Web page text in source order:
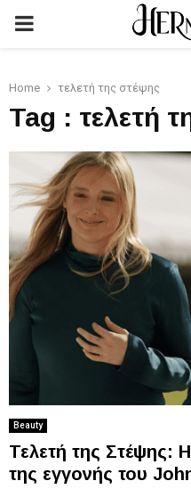
PRIMARY
Home τελετή της στέψης
Tag : τελετή
Beauty
Τελετή της Στέψης:
της εγγονής του